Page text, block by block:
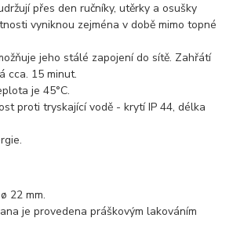
přes den ručníky, utěrky a osušky
vyniknou zejména v době mimo topné
jeho stálé zapojení do sítě. Zahřátí
cca. 15 minut.
je 45°C.
proti tryskající vodě - krytí IP 44, délka
ø 22 mm.
je provedena práškovým lakováním